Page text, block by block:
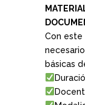
Con este
básicas